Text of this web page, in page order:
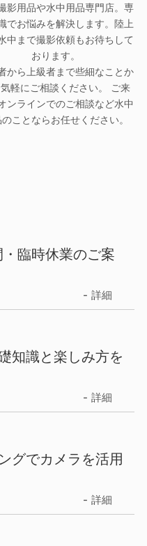
影用品や水中用品専門店。専
でお悩みを解決します。陸上
中まで撮影依頼もお待ちして
おります。
から上級者まで些細なことか
軽にご相談ください。 ご来
ンラインでのご相談など水中
のことならお任せください。
臨時休業のご案
詳細
知識と楽しみ方を
詳細
グでカメラを活用
詳細